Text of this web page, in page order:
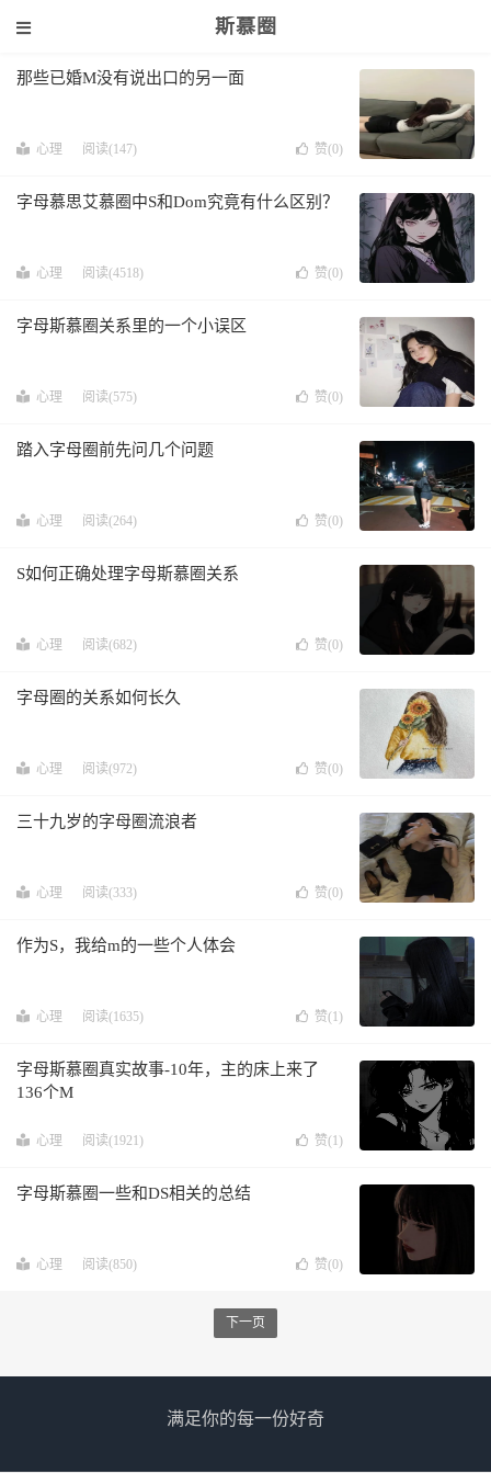
斯慕圈
那些已婚M没有说出口的另一面
心理 阅读(147) 赞(0)
字母慕思艾慕圈中S和Dom究竟有什么区别？
心理 阅读(4518) 赞(0)
字母斯慕圈关系里的一个小误区
心理 阅读(575) 赞(0)
踏入字母圈前先问几个问题
心理 阅读(264) 赞(0)
S如何正确处理字母斯慕圈关系
心理 阅读(682) 赞(0)
字母圈的关系如何长久
心理 阅读(972) 赞(0)
三十九岁的字母圈流浪者
心理 阅读(333) 赞(0)
作为S，我给m的一些个人体会
心理 阅读(1635) 赞(1)
字母斯慕圈真实故事-10年，主的床上来了
136个M
心理 阅读(1921) 赞(1)
字母斯慕圈一些和DS相关的总结
心理 阅读(850) 赞(0)
下一页
满足你的每一份好奇